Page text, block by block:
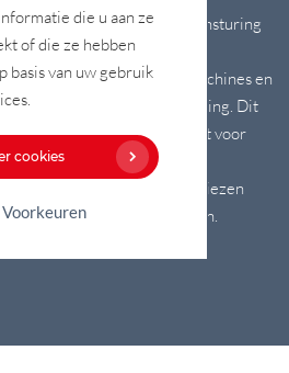
Voor digitalisering, proces aansturing
: We optimaliseren machines en
of extra automatisering. Dit
extra dataregistratie en zorgt voor
het proces.
Onze data-analyses en adviezen
organisatie te maken.
die u aan ze
of die ze hebben
basis van uw gebruik
cookies
Voorkeuren